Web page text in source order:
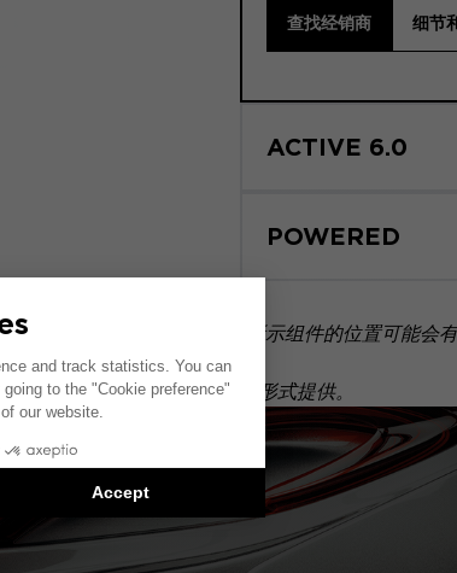
查找经销商 细节
ACTIVE 6.0
POWERED
的高保真选装配置，图中所示组件的位置可能会有
件均单独销售，并非以套装形式提供。